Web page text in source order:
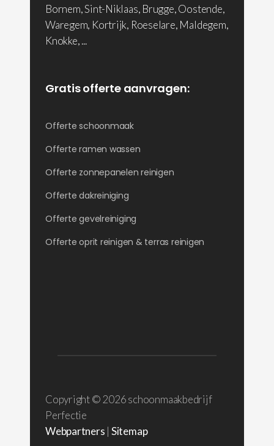
Bornem, Sint-Niklaas, Brugge, Oostende,
Waregem, Kortrijk, Roeselare, Maldegem,
Knokke, ...
Gratis offerte aanvragen:
Offerte schoonmaak
Offerte ramen wassen
Offerte zonnepanelen reinigen
Offerte dakreiniging
Offerte gevelreiniging
Offerte oprit reinigen & terras reinigen
Copyright © 2026 schoonmaakbedrijf
Perfectie
Webpartners | Sitemap